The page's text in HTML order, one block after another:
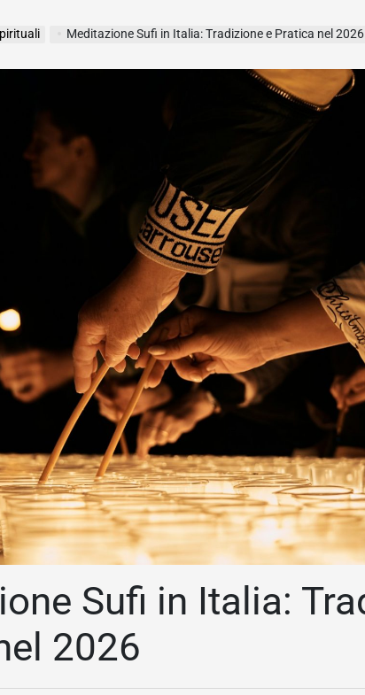
Meditazione Sufi in Italia: Tradizione e Pratica nel 2026
Sufi in Italia:
2026